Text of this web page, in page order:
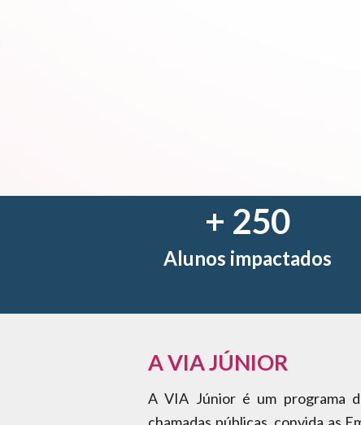
+ 250
Alunos impactados
A VIA JÚNIOR
A VIA Júnior é um programa